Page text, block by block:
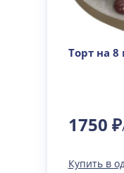
Торт на
1750 ₽
Купить в